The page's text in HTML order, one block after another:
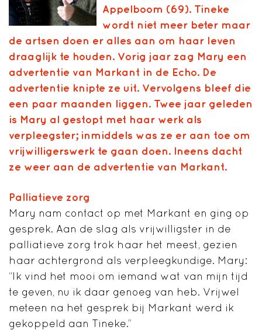
Appelboom (69). Tineke
wordt niet meer beter maar
de artsen doen er alles aan om haar leven
draaglijk te houden. Vorig jaar zag Mary een
advertentie van Markant in de Echo. De
advertentie knipte ze uit. Vervolgens bleef die
een paar maanden liggen. Twee jaar geleden
is Mary al gestopt met haar werk als
verpleegster; inmiddels was ze er aan toe om
vrijwilligerswerk te gaan doen. Ineens dacht
ze weer aan de advertentie van Markant.
Palliatieve zorg
Mary nam contact op met Markant en ging op
gesprek. Aan de slag als vrijwilligster in de
palliatieve zorg trok haar het meest, gezien
haar achtergrond als verpleegkundige. Mary:
“Ik vind het mooi om iemand wat van mijn tijd
te geven, nu ik daar genoeg van heb. Vrijwel
meteen na het gesprek bij Markant werd ik
gekoppeld aan Tineke.”